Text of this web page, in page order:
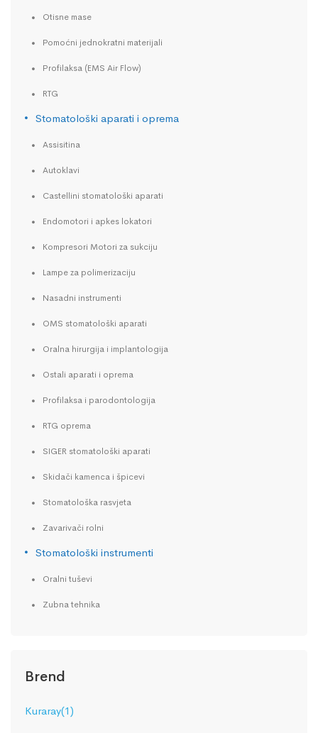
Otisne mase
Pomoćni jednokratni materijali
Profilaksa (EMS Air Flow)
RTG
Stomatološki aparati i oprema
Assisitina
Autoklavi
Castellini stomatološki aparati
Endomotori i apkes lokatori
Kompresori Motori za sukciju
Lampe za polimerizaciju
Nasadni instrumenti
OMS stomatološki aparati
Oralna hirurgija i implantologija
Ostali aparati i oprema
Profilaksa i parodontologija
RTG oprema
SIGER stomatološki aparati
Skidači kamenca i špicevi
Stomatološka rasvjeta
Zavarivači rolni
Stomatološki instrumenti
Oralni tuševi
Zubna tehnika
Brend
Kuraray(1)